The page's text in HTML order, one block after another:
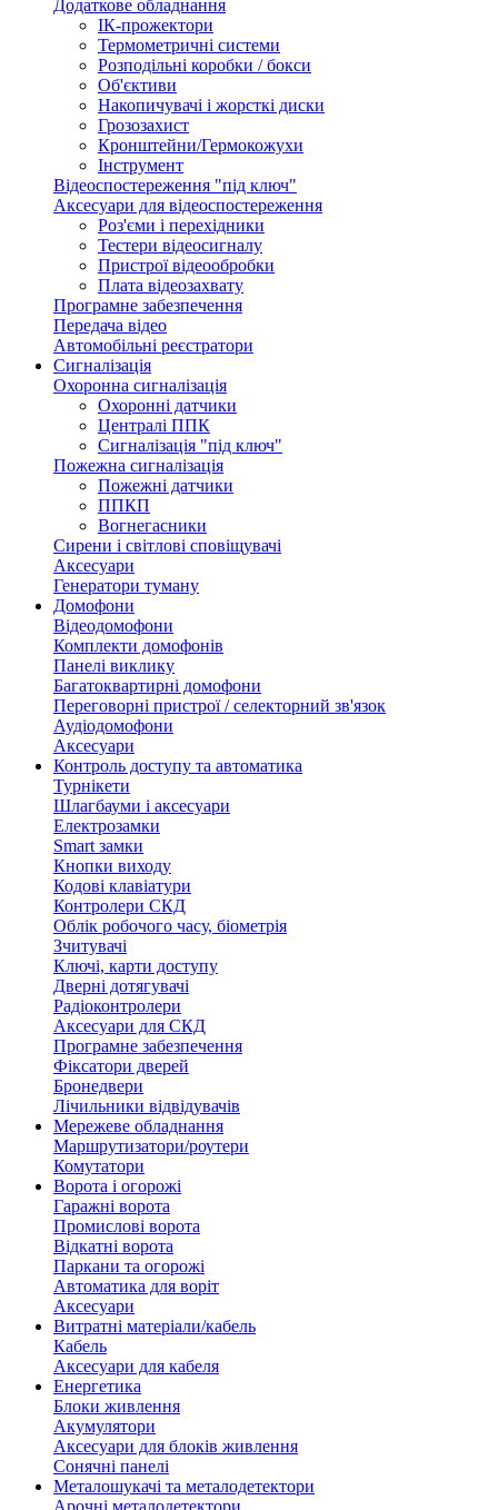
Додаткове обладнання
ІК-прожектори
Термометричні системи
Розподільні коробки / бокси
Об'єктиви
Накопичувачі і жорсткі диски
Грозозахист
Кронштейни/Гермокожухи
Інструмент
Відеоспостереження "під ключ"
Аксесуари для відеоспостереження
Роз'єми і перехідники
Тестери відеосигналу
Пристрої відеообробки
Плата відеозахвату
Програмне забезпечення
Передача відео
Автомобільні реєстратори
Сигналізація
Охоронна сигналізація
Охоронні датчики
Централі ППК
Сигналізація "під ключ"
Пожежна сигналізація
Пожежні датчики
ППКП
Вогнегасники
Сирени і світлові сповіщувачі
Аксесуари
Генератори туману
Домофони
Відеодомофони
Комплекти домофонів
Панелі виклику
Багатоквартирні домофони
Переговорні пристрої / селекторний зв'язок
Аудіодомофони
Аксесуари
Контроль доступу та автоматика
Турнікети
Шлагбауми і аксесуари
Електрозамки
Smart замки
Кнопки виходу
Кодові клавіатури
Контролери СКД
Облік робочого часу, біометрія
Зчитувачі
Ключі, карти доступу
Дверні дотягувачі
Радіоконтролери
Аксесуари для СКД
Програмне забезпечення
Фіксатори дверей
Бронедвери
Лічильники відвідувачів
Мережеве обладнання
Маршрутизатори/роутери
Комутатори
Ворота і огорожі
Гаражні ворота
Промислові ворота
Відкатні ворота
Паркани та огорожі
Автоматика для воріт
Аксесуари
Витратні матеріали/кабель
Кабель
Аксесуари для кабеля
Енергетика
Блоки живлення
Акумулятори
Аксесуари для блоків живлення
Сонячні панелі
Металошукачі та металодетектори
Арочні металодетектори